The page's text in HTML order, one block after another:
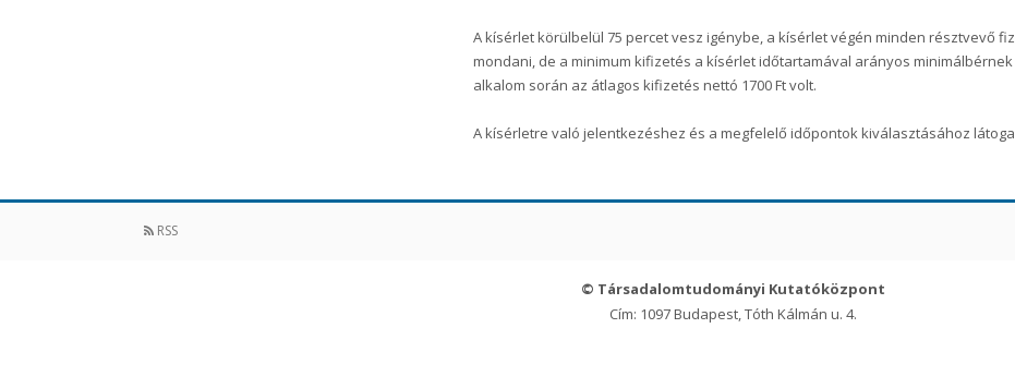
A kísérlet körülbelül 75 percet vesz igénybe, a kísérlet végén minden résztvevő
mondani, de a minimum kifizetés a kísérlet időtartamával arányos
alkalom során az átlagos kifizetés nettó 1700 Ft volt.
A kísérletre való jelentkezéshez és a megfelelő időpontok kiválasztásához
RSS
© Társadalomtudományi Kutatóközpont
Cím: 1097 Budapest, Tóth Kálmán u. 4.